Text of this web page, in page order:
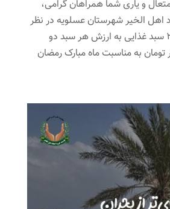
و یاری شما همراهان گرامی،
اهل الخیر شهرستان عسلویه در نظر
دارد جهت تهیه 2000 سبد غذایی به ارزش هر سبد دو
تومان به مناسبت ماه مبارک رمضان